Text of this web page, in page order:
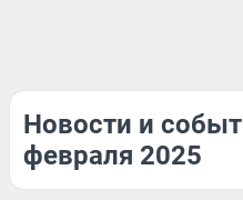
Новости и
февраля 2025